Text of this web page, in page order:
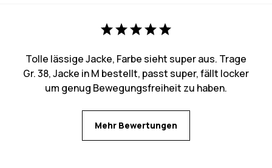
Tolle lässige Jacke, Farbe sieht super aus. Trage
Gr. 38, Jacke in M bestellt, passt super, fällt locker
um genug Bewegungsfreiheit zu haben.
Mehr Bewertungen